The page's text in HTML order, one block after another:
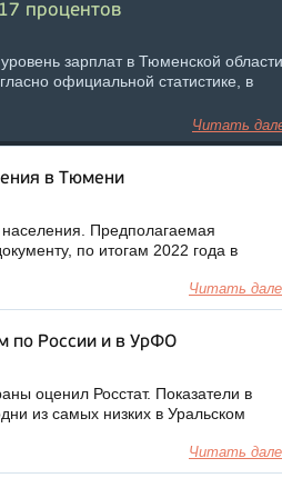
процентов
зарплат в Тюменской области
официальной статистике, в
Читать
в Тюмени
Предполагаемая
по итогам 2022 года в
Читать
по России и в УрФО
оценил Росстат. Показатели в
из самых низких в Уральском
Читать